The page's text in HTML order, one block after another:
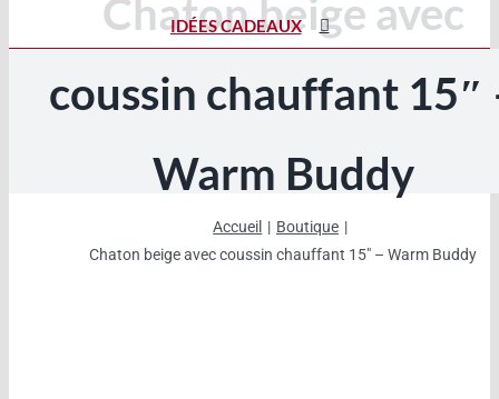
IDÉES CADEAUX
Chaton beige avec
coussin chauffant 15″
Warm Buddy
Accueil
Boutique
Chaton beige avec coussin chauffant 15″ – Warm Buddy